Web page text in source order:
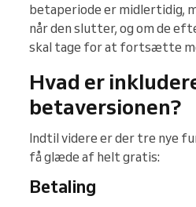
betaperiode er midlertidig,
når den slutter, og om de
skal tage for at fortsætte
Hvad er
betaversionen?
Indtil videre er der tre nye
få glæde af helt gratis:
Betaling